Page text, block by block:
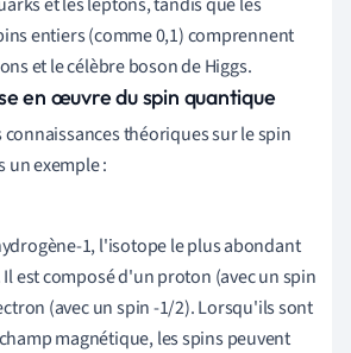
entiers (comme 0,1) comprennent
et le célèbre boson de Higgs.
en œuvre du spin quantique
théoriques sur le spin
exemple :
1, l'isotope le plus abondant
est composé d'un proton (avec un spin
(avec un spin -1/2). Lorsqu'ils sont
magnétique, les spins peuvent